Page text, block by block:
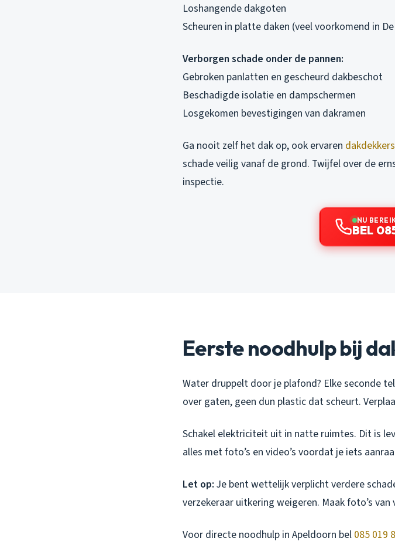
Loshangende dakgoten
Scheuren in platte daken (veel voorkomend in
Verborgen schade onder de pannen:
Gebroken panlatten en gescheurd dakbeschot
Beschadigde isolatie en dampschermen
Losgekomen bevestigingen van dakramen
Ga nooit zelf het dak op, ook ervaren dakdekkers
schade veilig vanaf de grond. Twijfel over de
inspectie.
NU
BEL
Eerste noodhulp bij
Water druppelt door je plafond? Elke seconde
over gaten, geen dun plastic dat scheurt.
Schakel elektriciteit uit in natte ruimtes. Dit is
alles met foto’s en video’s voordat je iets
Let op: Je bent wettelijk verplicht verdere
verzekeraar uitkering weigeren. Maak foto’s
Voor directe noodhulp in Apeldoorn bel 085 019